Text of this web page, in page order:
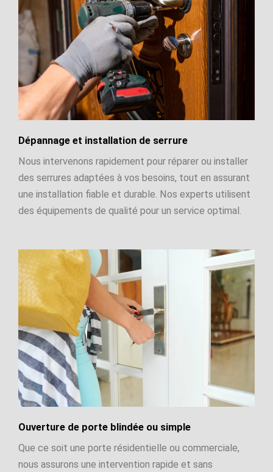
Dépannage et installation de serrure
Nous intervenons rapidement pour réparer ou installer
des serrures adaptées à vos besoins, tout en assurant
une installation fiable et durable. Nos experts utilisent
des équipements de qualité pour un service optimal.
Ouverture de porte blindée ou simple
Que ce soit une porte résidentielle ou commerciale,
nous assurons une intervention rapide et sans